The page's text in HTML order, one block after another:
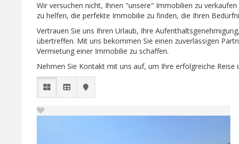
Wir versuchen nicht, Ihnen "unsere" Immobilien zu
zu helfen, die perfekte Immobilie zu finden, die Ihren
Vertrauen Sie uns Ihren Urlaub, Ihre
übertreffen. Mit uns bekommen Sie einen zuverlässigen
Vermietung einer Immobilie zu schaffen.
Nehmen Sie Kontakt mit uns auf, um Ihre erfolgreiche